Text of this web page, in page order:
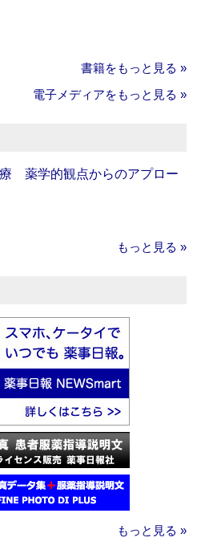
書籍をもっと見る »
電子メディアをもっと見る »
療 薬学的観点からのアプロー
もっと見る »
もっと見る »